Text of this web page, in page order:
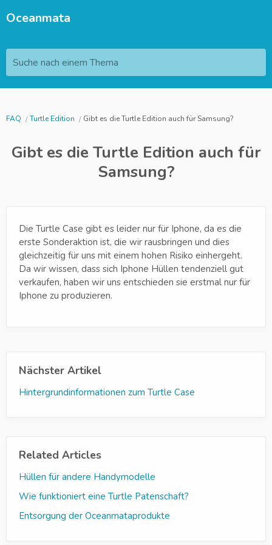
Oceanmata
Suche nach einem Thema
FAQ Turtle Edition Gibt es die Turtle Edition auch für Samsung?
Gibt es die Turtle Edition auch für
Samsung?
Die Turtle Case gibt es leider nur für Iphone, da es die
erste Sonderaktion ist, die wir rausbringen und dies
gleichzeitig für uns mit einem hohen Risiko einhergeht.
Da wir wissen, dass sich Iphone Hüllen tendenziell gut
verkaufen, haben wir uns entschieden sie erstmal nur für
Iphone zu produzieren.
Nächster Artikel
Hintergrundinformationen zum Turtle Case
Related Articles
Hüllen für andere Handymodelle
Wie funktioniert eine Turtle Patenschaft?
Entsorgung der Oceanmataprodukte